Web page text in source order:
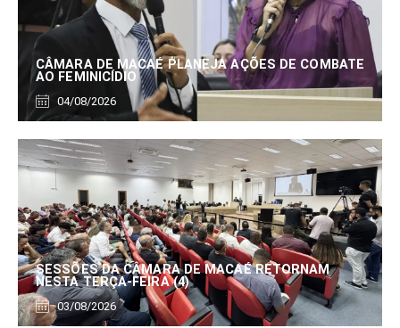
CÂMARA DE MACAÉ PLANEJA AÇÕES DE COMBATE
AO FEMINICÍDIO
04/08/2026
SESSÕES DA CÂMARA DE MACAÉ RETORNAM
NESTA TERÇA-FEIRA (4)
03/08/2026